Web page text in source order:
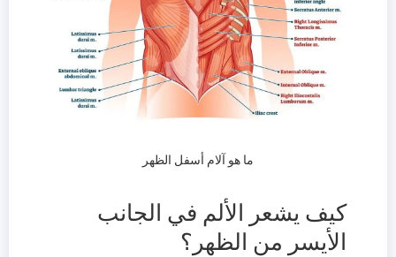
ما هو آلام أسفل الظهر
كيف يشعر الألم في الجانب
الأيسر من الظهر؟